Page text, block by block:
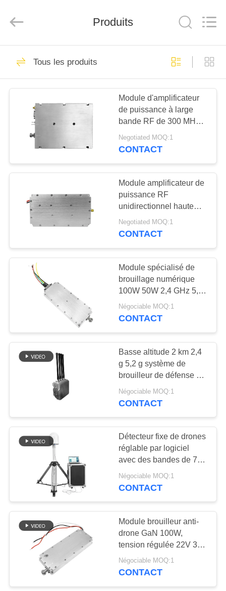
MAISON
PRODUITS
SUJET
NOUS
VISITE
D'USINE
CONTRÔLE
DE
QUALITÉ
CONTACTEZ-
NOUS
NOUVELLES
BLOGUE
DEMANDEZ
UNE
CITATION
DU
SITE
PRIVACY
POLICY
Amplifier
module.
Module de brouilleur
brouillage de drone
21
Module de brouilleur
FPV
109
amplificateur de
puissance de rf
36
Amplificateur de
puissance à bande
large
Produits
Tous les produits
Module d'amplificateur
de puissance à large
bande RF de 300 MHz à
2700 MHz, amplificateur
de puissance linéaire de
communication, d'essai
et de brouillage
Negotiated MOQ:1
CONTACT
Module amplificateur de
puissance RF
unidirectionnel haute
efficacité 50W 100W
pour brouilleur FPV de
Negotiated MOQ:1
CONTACT
Module spécialisé de
brouillage numérique
100W 50W 2,4 GHz 5,8
GHz contrôlé par logiciel
Négociable MOQ:1
CONTACT
Basse altitude 2 km 2,4
g 5,2 g système de
brouilleur de défense et
de détection de drones
omnidirectionnel fixe
Négociable MOQ:1
CONTACT
Détecteur fixe de drones
réglable par logiciel
avec des bandes de 700
à 6300 MHz
Négociable MOQ:1
CONTACT
Module brouilleur anti-
drone GaN 100W,
tension régulée 22V 32V
avec connecteur de type
N pour système anti-
Négociable MOQ:1
CONTACT